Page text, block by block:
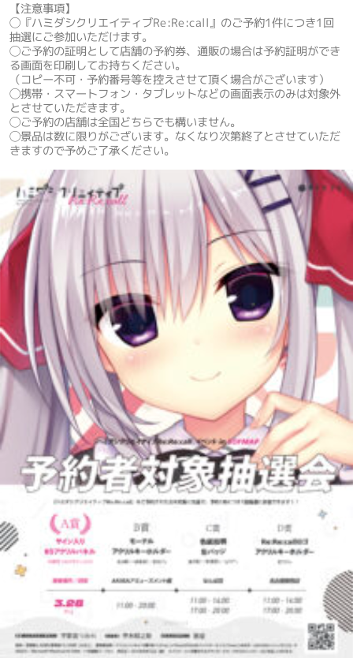
【注意事項】
◯『ハミダシクリエイティブRe:Re:call』のご予約1件につき1回
抽選にご参加いただけます。
◯ご予約の証明として店舗の予約券、通販の場合は予約証明ができ
る画面を印刷してお持ちください。
（コピー不可・予約番号等を控えさせて頂く場合がございます）
◯携帯・スマートフォン・タブレットなどの画面表示のみは対象外
とさせていただきます。
◯ご予約の店舗は全国どちらでも構いません。
◯景品は数に限りがございます。なくなり次第終了とさせていただ
きますので予めご了承ください。